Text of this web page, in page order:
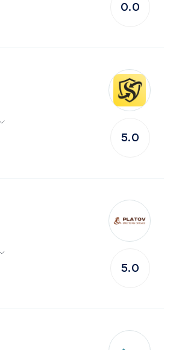
0.0
5.0
5.0